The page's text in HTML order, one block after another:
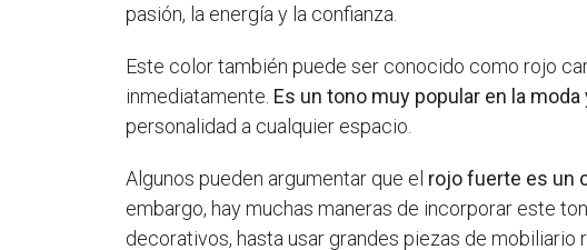
pasión, la energía y la confianza.
Este color también puede ser conocido como rojo
inmediatamente. Es un tono muy popular en la
personalidad a cualquier espacio.
Algunos pueden argumentar que el rojo fuerte es un
embargo, hay muchas maneras de incorporar este
decorativos, hasta usar grandes piezas de mobiliario